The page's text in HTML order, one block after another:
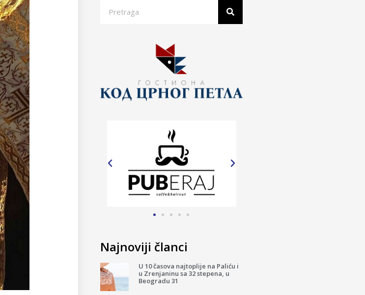
Najnoviji članci
U 10 časova najtoplije na Paliću i
u Zrenjaninu sa 32 stepena, u
Beogradu 31